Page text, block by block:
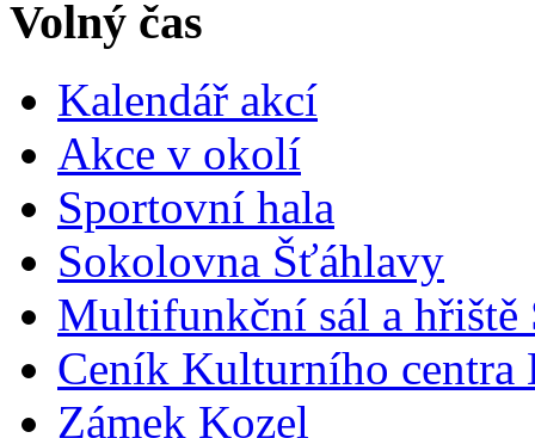
Volný čas
Kalendář akcí
Akce v okolí
Sportovní hala
Sokolovna Šťáhlavy
Multifunkční sál a hřiště
Ceník Kulturního centra
Zámek Kozel